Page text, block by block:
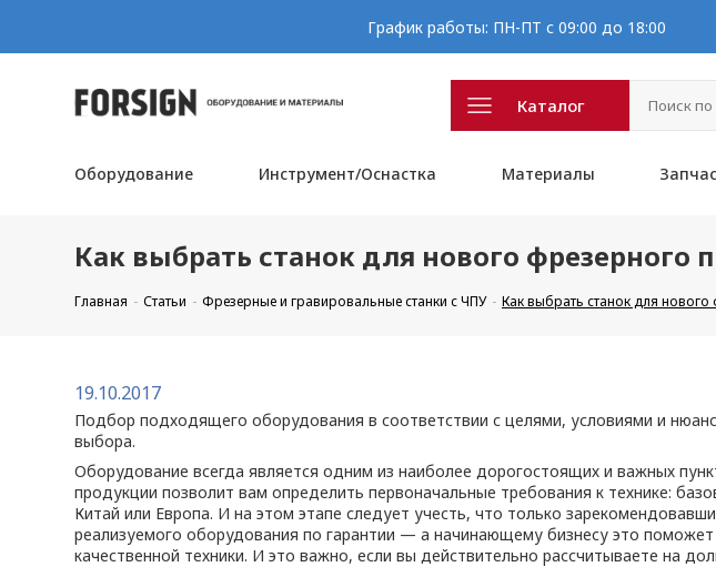
График работы: ПН-ПТ с 09:00 до 18:00
Каталог
Оборудование Инструмент/Оснастка Материалы
Как выбрать станок для нового фрезерного
Главная Статьи Фрезерные и гравировальные станки с ЧПУ Как выбрать станок для
19.10.2017
Подбор подходящего оборудования в соответствии с целями, условиями и
выбора.
Оборудование всегда является одним из наиболее дорогостоящих и важных
продукции позволит вам определить первоначальные требования к технике:
Китай или Европа. И на этом этапе следует учесть, что только
реализуемого оборудования по гарантии — а начинающему бизнесу это
качественной техники. И это важно, если вы действительно рассчитываете на